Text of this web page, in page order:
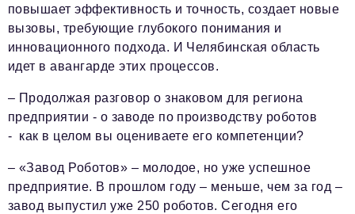
повышает эффективность и точность, создает новые
вызовы, требующие глубокого понимания и
инновационного подхода. И Челябинская область
идет в авангарде этих процессов.
– Продолжая разговор о знаковом для региона
предприятии - о заводе по производству роботов
- как в целом вы оцениваете его компетенции?
– «Завод Роботов» – молодое, но уже успешное
предприятие. В прошлом году – меньше, чем за год –
завод выпустил уже 250 роботов. Сегодня его